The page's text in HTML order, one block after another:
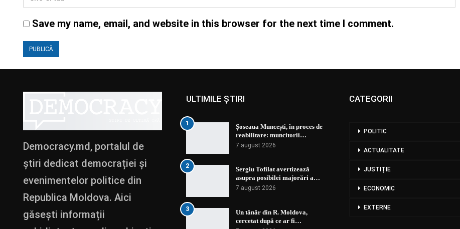
Save my name, email, and website in this browser for the next time I comment.
Democracy.md, portalul de
știri dedicat democrației și
evenimentelor politice din
Republica Moldova. Aici
găsești informații
ULTIMILE ȘTIRI
1
Șoseaua Muncești, în proces de
reabilitare: muncitorii…
7 august 2026
2
Sergiu Tofilat avertizează
asupra posibilei majorări a…
7 august 2026
3
Un tânăr din R. Moldova,
cercetat după ce ar fi…
CATEGORII
POLITIC
ACTUALITATE
JUSTIȚIE
ECONOMIC
EXTERNE